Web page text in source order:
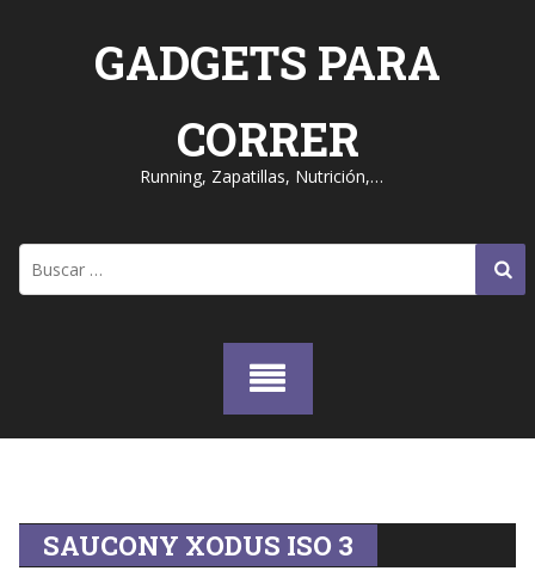
GADGETS PARA
CORRER
Running, Zapatillas, Nutrición,…
SAUCONY XODUS ISO 3